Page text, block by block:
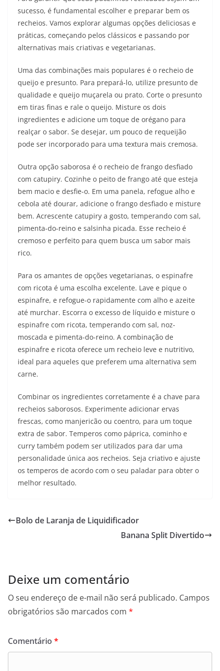
sucesso, é fundamental escolher e preparar bem os
recheios. Vamos explorar algumas opções deliciosas e
práticas, começando pelos clássicos e passando por
alternativas mais criativas e vegetarianas.
Uma das combinações mais populares é o recheio de
queijo e presunto. Para prepará-lo, utilize presunto de
qualidade e queijo muçarela ou prato. Corte o presunto
em tiras finas e rale o queijo. Misture os dois
ingredientes e adicione um toque de orégano para
realçar o sabor. Se desejar, um pouco de requeijão
pode ser incorporado para uma textura mais cremosa.
Outra opção saborosa é o recheio de frango desfiado
com catupiry. Cozinhe o peito de frango até que esteja
bem macio e desfie-o. Em uma panela, refogue alho e
cebola até dourar, adicione o frango desfiado e misture
bem. Acrescente catupiry a gosto, temperando com sal,
pimenta-do-reino e salsinha picada. Esse recheio é
cremoso e perfeito para quem busca um sabor mais
rico.
Para os amantes de opções vegetarianas, o espinafre
com ricota é uma escolha excelente. Lave e pique o
espinafre, e refogue-o rapidamente com alho e azeite
até murchar. Escorra o excesso de líquido e misture o
espinafre com ricota, temperando com sal, noz-
moscada e pimenta-do-reino. A combinação de
espinafre e ricota oferece um recheio leve e nutritivo,
ideal para aqueles que preferem uma alternativa sem
carne.
Combinar os ingredientes corretamente é a chave para
recheios saborosos. Experimente adicionar ervas
frescas, como manjericão ou coentro, para um toque
extra de sabor. Temperos como páprica, cominho e
curry também podem ser utilizados para dar uma
personalidade única aos recheios. Seja criativo e ajuste
os temperos de acordo com o seu paladar para obter o
melhor resultado.
Bolo de Laranja de Liquidificador
Banana Split Divertido
Deixe um comentário
O seu endereço de e-mail não será publicado. Campos
obrigatórios são marcados com *
Comentário *